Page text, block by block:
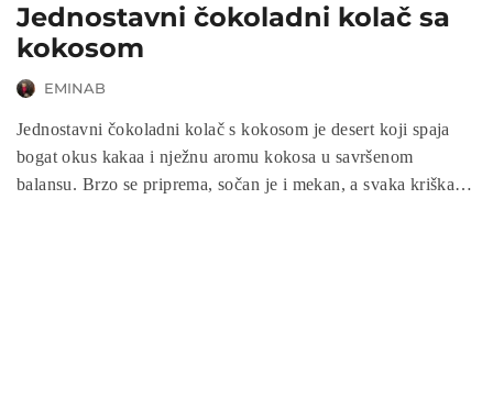
Jednostavni čokoladni kolač sa
kokosom
EMINAB
Jednostavni čokoladni kolač s kokosom je desert koji spaja
bogat okus kakaa i nježnu aromu kokosa u savršenom
balansu. Brzo se priprema, sočan je i mekan, a svaka kriška